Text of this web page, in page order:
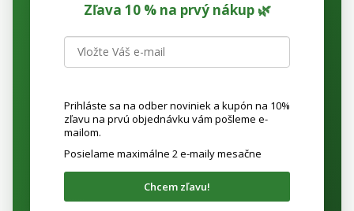
y
v
p
s
u
Zľava 10 % na prvý nákup 🌿
Prihláste sa na odber noviniek a kupón na 10%
zľavu na prvú objednávku vám pošleme e-
mailom.
Posielame maximálne 2 e-maily mesačne
Chcem zľavu!